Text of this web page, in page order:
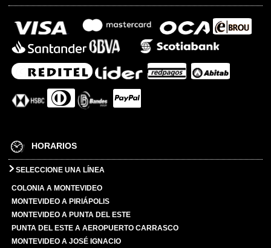
HORARIOS
SELECCIONE UNA LÍNEA
COLONIA A MONTEVIDEO
MONTEVIDEO A PIRIÁPOLIS
MONTEVIDEO A PUNTA DEL ESTE
PUNTA DEL ESTE A AEROPUERTO CARRASCO
MONTEVIDEO A JOSÉ IGNACIO